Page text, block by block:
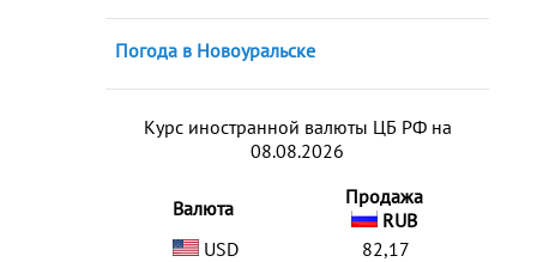
Погода в Новоуральске
Курс иностранной валюты ЦБ РФ на
08.08.2026
Валюта
Продажа
RUB
USD
82,17